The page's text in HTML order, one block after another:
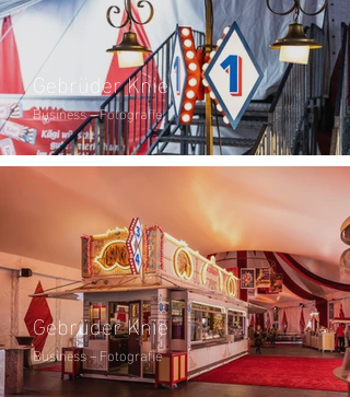
Gebrüder Knie
Business – Fotografie
Gebrüder Knie
Business – Fotografie